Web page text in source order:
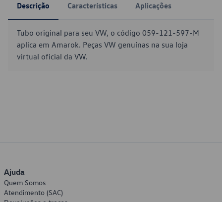
Descrição Características Aplicações
Tubo original para seu VW, o código 059-121-597-M
aplica em Amarok. Peças VW genuínas na sua loja
virtual oficial da VW.
Ajuda
Quem Somos
Atendimento (SAC)